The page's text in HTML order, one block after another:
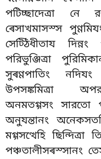
পটিচ্ছাদেত্ৰা নে
ৰেসাখমাসস্স
সেট্ঠিধীতায
পরিভুঞ্জিত্ৰা
সুৰণ্ণপাতিং নদিযং
উপসঙ্কমিত্ৰা
অনমতগ্গসং সারতো
অনুযন্তানং
মগ্গসত্থেহি ছিন্দিত্ৰা
পঞ্চতালীসৰস্সানং